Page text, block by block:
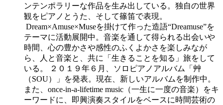
ンテンポラリーな作品を生み出している。独自の世界
観をピアノとうた、そして篠笛で表現。
Dream×Amuse×Museを掛けて作った造語“Dreamuse”を
テーマに活動展開中。音楽を通して得られる出会いや
時間、心の豊かさや感性のふくよかさを楽しみなが
ら、人と音楽と、共に「生きることを知る」旅をして
いる。 ２０１９年６月、ソロピアノアルバム「艸
（SOU）」を発表。現在、新しいアルバムを制作中。
また、once-in-a-lifetime music（一生に一度の音楽）をキ
ーワードに、即興演奏スタイルをベースに時間芸術の